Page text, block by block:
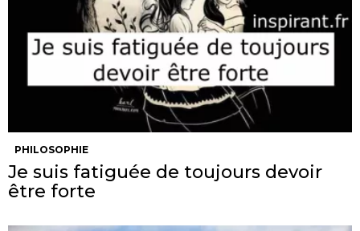
PHILOSOPHIE
Je suis fatiguée de toujours devoir
être forte